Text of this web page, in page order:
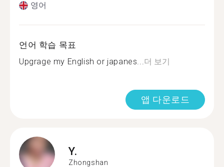
영어
언어 학습 목표
Upgrage my English or japanes...더 보기
앱 다운로드
Y.
Zhongshan